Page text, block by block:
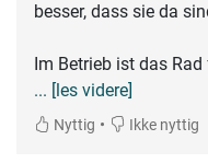
besser, dass sie da
Im Betrieb ist das
... [les videre]
Nyttig • Ikke nyttig